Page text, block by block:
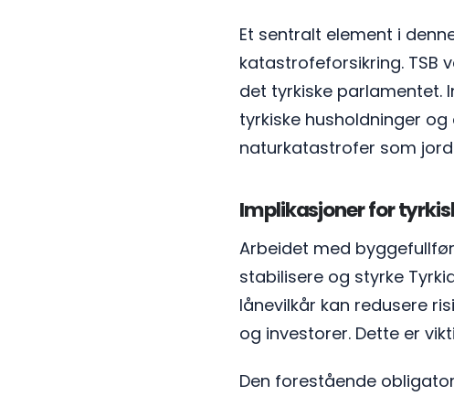
Et sentralt element i
katastrofeforsikring. TSB
det tyrkiske parlamentet.
tyrkiske husholdninger
naturkatastrofer som
Implikasjoner for
Arbeidet med
stabilisere og styrke
lånevilkår kan redusere
og investorer. Dette er
Den forestående